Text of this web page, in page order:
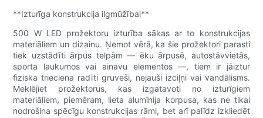
**Izturīga konstrukcija ilgmūžībai**
500 W LED prožektoru izturība sākas ar to konstrukcijas
materiāliem un dizainu. Ņemot vērā, ka šie prožektori parasti
tiek uzstādīti ārpus telpām — ēku ārpusē, autostāvvietās,
sporta laukumos vai ainavu elementos —, tiem ir jāiztur
fiziska trieciena radīti gruveši, nejauši izciļņi vai vandālisms.
Meklējiet prožektorus, kas izgatavoti no izturīgiem
materiāliem, piemēram, lieta alumīnija korpusa, kas ne tikai
nodrošina spēcīgu konstrukcijas rāmi, bet arī palīdz izkliedēt